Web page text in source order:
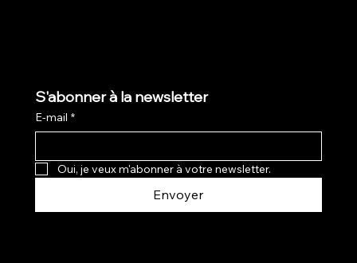
S'abonner à la newsletter
E-mail *
Oui, je veux m'abonner à votre newsletter.
Envoyer